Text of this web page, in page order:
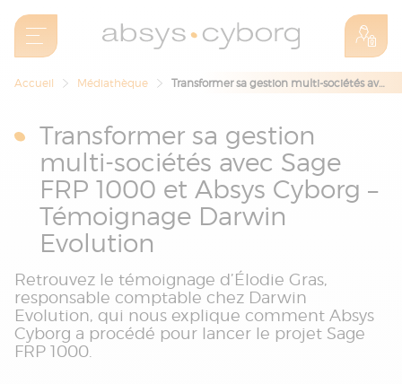
Accueil Médiathèque Transformer sa gestion multi-sociétés avec Sage FRP 1000 et Absys Cyborg – Témoignage Darwin Evolution
Transformer sa gestion
multi-sociétés avec Sage
FRP 1000 et Absys Cyborg –
Témoignage Darwin
Evolution
Retrouvez le témoignage d’Élodie Gras,
responsable comptable chez Darwin
Evolution, qui nous explique comment Absys
Cyborg a procédé pour lancer le projet Sage
FRP 1000.